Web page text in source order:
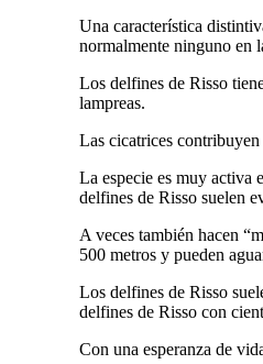
Una característica
normalmente ninguno en
Los delfines de Risso
lampreas.
Las cicatrices
La especie es muy activa
delfines de Risso suelen
A veces también hacen
500 metros y pueden
Los delfines de Risso
delfines de Risso con
Con una esperanza de